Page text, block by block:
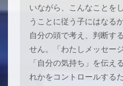
いながら、こんなことを
うことに従う子にはなる
自分の頭で考え、判断す
せん。「わたしメッセー
「自分の気持ち」を伝え
れかをコントロールする